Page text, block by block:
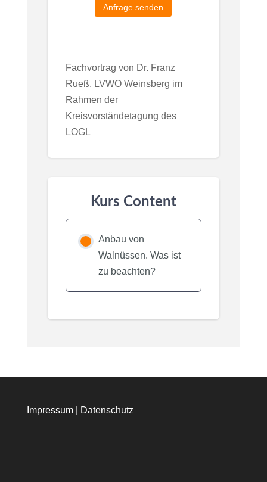
Anfrage senden
Fachvortrag von Dr. Franz
Rueß, LVWO Weinsberg im
Rahmen der
Kreisvorständetagung des
LOGL
Kurs Content
Anbau von
Walnüssen. Was ist
zu beachten?
Impressum| Datenschutz